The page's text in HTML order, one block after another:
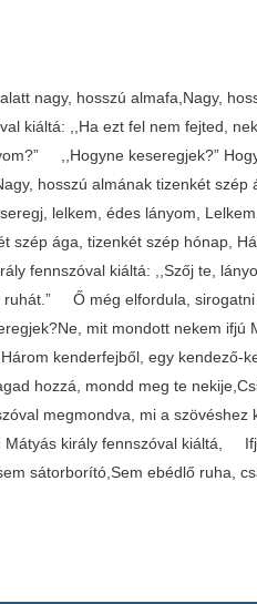
nagy, hosszú almafa,Nagy,
kiáltá: ,,Ha ezt fel nem fejted,
,,Hogyne keseregjek?”
hosszú almának tizenkét
lelkem, édes lányom,
szép ága, tizenkét szép hónap,
fennszóval kiáltá: ,,Szőj te,
Ő még elfordula,
mit mondott nekem
kenderfejből, egy
hozzá, mondd meg te
megmondva, mi a szövéshez
Mátyás király fennszóval kiáltá,
sátorborító,Sem ebédlő ruha,